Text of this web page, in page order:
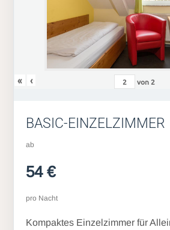
« ‹ von 2
BASIC-EINZELZIMMER
ab
54 €
pro Nacht
Kompaktes Einzelzimmer für